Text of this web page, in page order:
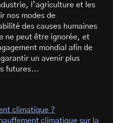
l’agriculture et les
nos modes de
des causes humaines
ne peut être ignorée, et
mondial afin de
un avenir plus
futures…
climatique ?
climatique sur la